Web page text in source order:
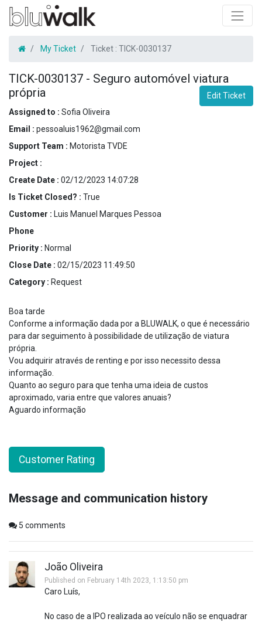
My Ticket Ticket : TICK-0030137
TICK-0030137 - Seguro automóvel viatura
própria
Edit Ticket
Assigned to : Sofia Oliveira
Email : pessoaluis1962@gmail.com
Support Team : Motorista TVDE
Project :
Create Date : 02/12/2023 14:07:28
Is Ticket Closed? : True
Customer : Luis Manuel Marques Pessoa
Phone
Priority : Normal
Close Date : 02/15/2023 11:49:50
Category : Request
Boa tarde
Conforme a informação dada por a BLUWALK, o que é necessário
para dar seguimento à possibilidade de utilização de viatura
própria.
Vou adquirir através de renting e por isso necessito dessa
informação.
Quanto ao seguro para que tenha uma ideia de custos
aproximado, varia entre que valores anuais?
Aguardo informação
Customer Rating
Message and communication history
5 comments
João Oliveira
Published on February 14th 2023, 1:13:50 pm
Caro Luís,
No caso de a IPO realizada ao veículo não se enquadrar